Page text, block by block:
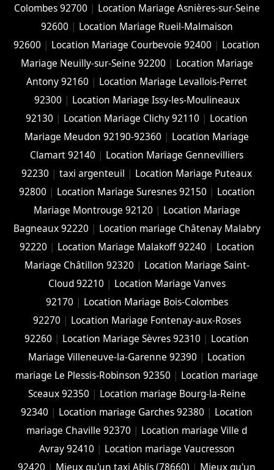
Colombes 92700 | Location Mariage Asnières-sur-Seine
92600 | Location Mariage Rueil-Malmaison
92600 | Location Mariage Courbevoie 92400 | Location
Mariage Neuilly-sur-Seine 92200 | Location Mariage
Antony 92160 | Location Mariage Levallois-Perret
92300 | Location Mariage Issy-les-Moulineaux
92130 | Location Mariage Clichy 92110 | Location
Mariage Meudon 92190-92360 | Location Mariage
Clamart 92140 | Location Mariage Gennevilliers
92230 |taxi argenteuil | Location Mariage Puteaux
92800 | Location Mariage Suresnes 92150 | Location
Mariage Montrouge 92120 | Location Mariage
Bagneaux 92220 | Location mariage Châtenay Malabry
92220 | Location Mariage Malakoff 92240 | Location
Mariage Châtillon 92320 | Location Mariage Saint-
Cloud 92210 | Location Mariage Vanves
92170 | Location Mariage Bois-Colombes
92270 | Location Mariage Fontenay-aux-Roses
92260 | Location Mariage Sèvres 92310 | Location
Mariage Villeneuve-la-Garenne 92390 | Location
mariage Le Plessis-Robinson 92350 | Location mariage
Sceaux 92350 | Location mariage Bourg-la-Reine
92340 | Location mariage Garches 92380 | Location
mariage Chaville 92370 | Location mariage Ville d
Avray 92410 | Location mariage Vaucresson
92420 | Mieux qu'un taxi Ablis (78660) | Mieux qu'un